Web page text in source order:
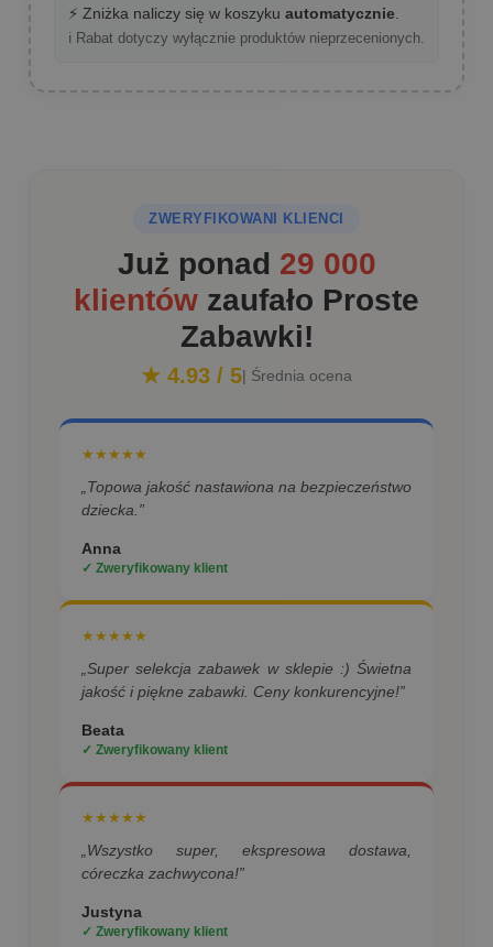
⚡ Zniżka naliczy się w koszyku automatycznie
ℹ️ Rabat dotyczy wyłącznie produktów nieprzecenionych.
ZWERYFIKOWANI KLIENCI
Już ponad 29 000
klientów zaufało Proste
Zabawki!
★ 4.93 / 5| Średnia ocena
★★★★★
„Topowa jakość nastawiona na bezpieczeństwo
dziecka.”
Anna
✓ Zweryfikowany klient
★★★★★
„Super selekcja zabawek w sklepie :) Świetna
jakość i piękne zabawki. Ceny konkurencyjne!”
Beata
✓ Zweryfikowany klient
★★★★★
„Wszystko super, ekspresowa dostawa,
córeczka zachwycona!”
Justyna
✓ Zweryfikowany klient